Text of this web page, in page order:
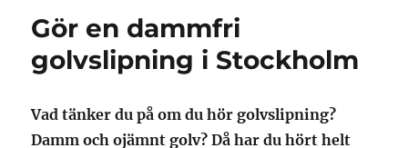
Gör en dammfri
golvslipning i Stockholm
Vad tänker du på om du hör golvslipning?
Damm och ojämnt golv? Då har du hört helt